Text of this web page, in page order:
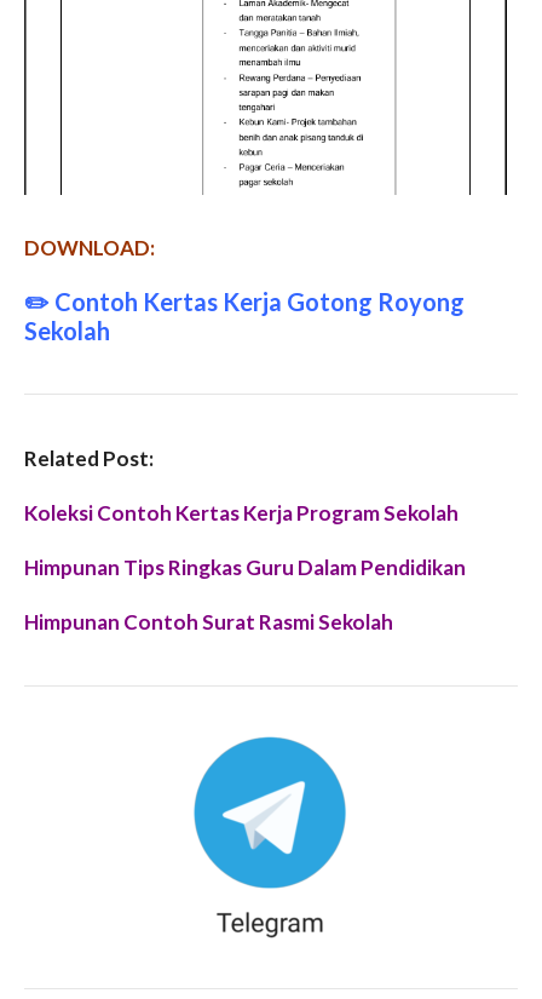
DOWNLOAD:
✏️ Contoh Kertas Kerja Gotong Royong
Sekolah
Related Post:
Koleksi Contoh Kertas Kerja Program Sekolah
Himpunan Tips Ringkas Guru Dalam Pendidikan
Himpunan Contoh Surat Rasmi Sekolah